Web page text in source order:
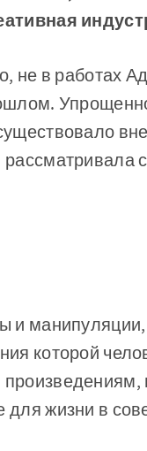
не в работах
и
которой
жизни в